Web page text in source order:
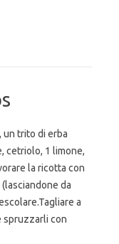
un trito di erba
cetriolo, 1 limone,
la ricotta con
da
a
spruzzarli con